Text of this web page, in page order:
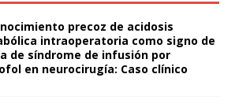
precoz de acidosis
intraoperatoria como signo de
de síndrome de infusión por
en neurocirugía: Caso clínico